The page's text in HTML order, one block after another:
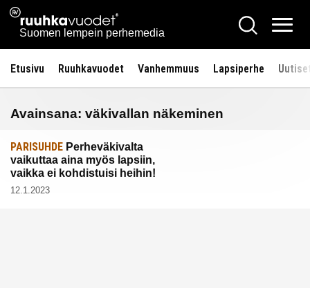
Siirry
sisältöön
Ruuhkavuodet.fi
Suomen lempein perhemedia
Hae
Etusivu Ruuhkavuodet Vanhemmuus Lapsiperhe
Avainsana: väkivallan näkeminen
PARISUHDE Perheväkivalta
vaikuttaa aina myös lapsiin,
vaikka ei kohdistuisi heihin!
12.1.2023